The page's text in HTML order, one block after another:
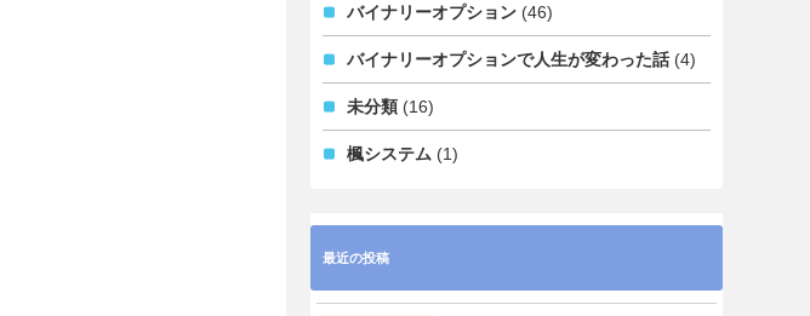
バイナリーオプション (46)
バイナリーオプションで人生が変わった話(4)
未分類 (16)
楓システム (1)
最近の投稿